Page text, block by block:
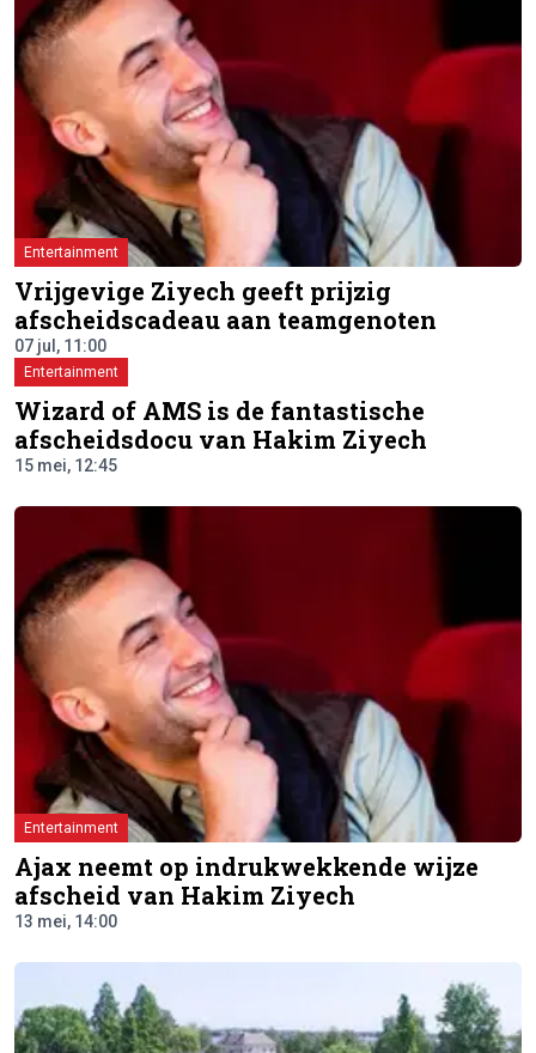
Entertainment
Vrijgevige Ziyech geeft prijzig
afscheidscadeau aan teamgenoten
07 jul, 11:00
Entertainment
Wizard of AMS is de fantastische
afscheidsdocu van Hakim Ziyech
15 mei, 12:45
Entertainment
Ajax neemt op indrukwekkende wijze
afscheid van Hakim Ziyech
13 mei, 14:00